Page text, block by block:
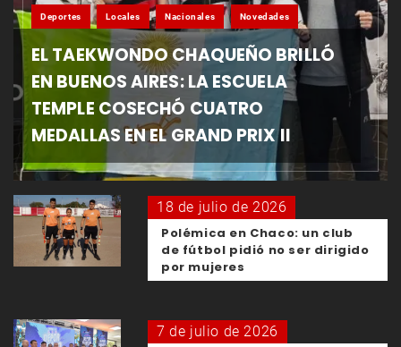
Deportes Locales Nacionales Novedades
EL TAEKWONDO CHAQUEÑO BRILLÓ
EN BUENOS AIRES: LA ESCUELA
TEMPLE COSECHÓ CUATRO
MEDALLAS EN EL GRAND PRIX II
18 de julio de 2026
Polémica en Chaco: un club
de fútbol pidió no ser dirigido
por mujeres
7 de julio de 2026